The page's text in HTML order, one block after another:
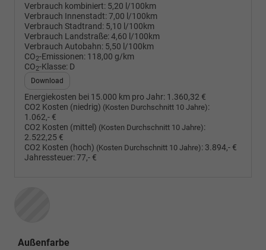
Verbrauch kombiniert: 5,20 l/100km
Verbrauch Innenstadt:7,00 l/100km
Verbrauch Stadtrand: 5,10 l/100km
Verbrauch Landstraße:4,60 l/100km
Verbrauch Autobahn: 5,50 l/100km
CO2-Emissionen: 118,00 g/km
CO2-Klasse: D
Download
Energiekosten bei 15.000 km pro Jahr: 1.360,32 €
CO2 Kosten (niedrig) (Kosten Durchschnitt 10 Jahre):
1.062,- €
CO2 Kosten (mittel) (Kosten Durchschnitt 10 Jahre):
2.522,25 €
CO2 Kosten (hoch) (Kosten Durchschnitt 10 Jahre): 3.894,- €
Jahressteuer:77,- €
Außenfarbe